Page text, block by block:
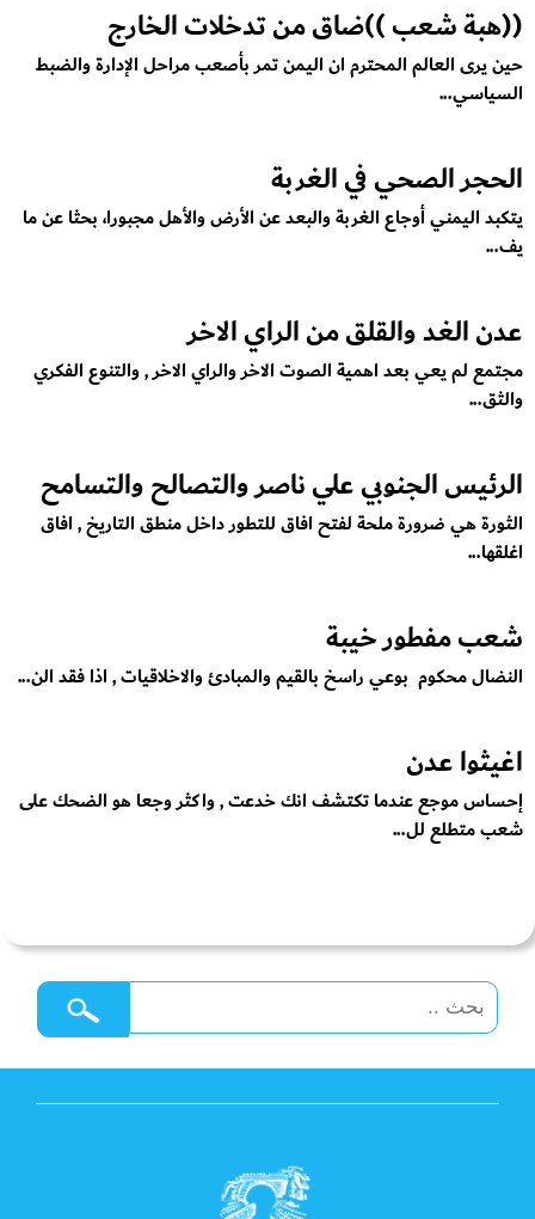
((هبة شعب ))ضاق من تدخلات الخارج
حين يرى العالم المحترم ان اليمن تمر بأصعب مراحل الإدارة والضبط
السياسي...
الحجر الصحي في الغربة
يتكبد اليمني أوجاع الغربة والبعد عن الأرض والأهل مجبورا، بحثا عن ما
يف...
عدن الغد والقلق من الراي الاخر
مجتمع لم يعي بعد اهمية الصوت الاخر والراي الاخر , والتنوع الفكري
والثق...
الرئيس الجنوبي علي ناصر والتصالح والتسامح
الثورة هي ضرورة ملحة لفتح افاق للتطور داخل منطق التاريخ , افاق
اغلقها...
شعب مفطور خيبة
النضال محكوم بوعي راسخ بالقيم والمبادئ والاخلاقيات , اذا فقد الن...
اغيثوا عدن
إحساس موجع عندما تكتشف انك خدعت , واكثر وجعا هو الضحك على
شعب متطلع لل...